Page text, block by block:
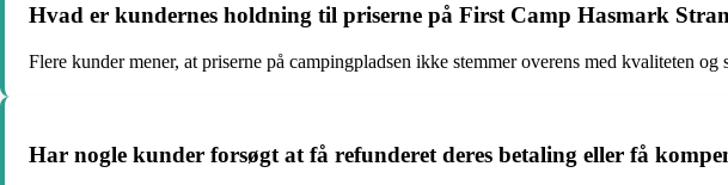
Hvad er kundernes holdning til priserne på First Camp Hasmark
Flere kunder mener, at priserne på campingpladsen ikke stemmer overens med kvaliteten
Har nogle kunder forsøgt at få refunderet deres betaling eller få